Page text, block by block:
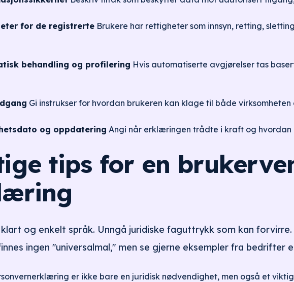
for de registrerte Brukere har rettigheter som innsyn, retting,
behandling og profilering Hvis automatiserte avgjørelser tas
Gi instrukser for hvordan brukeren kan klage til både
og oppdatering Angi når erklæringen trådte i kraft og hvordan
tips for en
klart og enkelt språk. Unngå juridiske faguttrykk som kan forvirre.
ingen "universalmal," men se gjerne eksempler fra bedrifter
er ikke bare en juridisk nødvendighet, men også et